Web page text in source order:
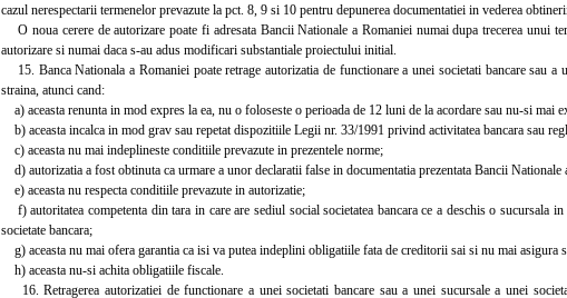
cazul nerespectarii termenelor prevazute la pct. 8, 9 si 10 pentru depunerea documentatiei in vederea
O noua cerere de autorizare poate fi adresata Bancii Nationale a Romaniei numai dupa trecerea unui
autorizare si numai daca s-au adus modificari substantiale proiectului initial.
15. Banca Nationala a Romaniei poate retrage autorizatia de functionare a unei societati bancare sau a
straina, atunci cand:
a) aceasta renunta in mod expres la ea, nu o foloseste o perioada de 12 luni de la acordare sau nu-si mai
b) aceasta incalca in mod grav sau repetat dispozitiile Legii nr. 33/1991 privind activitatea bancara sau
c) aceasta nu mai indeplineste conditiile prevazute in prezentele norme;
d) autorizatia a fost obtinuta ca urmare a unor declaratii false in documentatia prezentata Bancii
e) aceasta nu respecta conditiile prevazute in autorizatie;
f) autoritatea competenta din tara in care are sediul social societatea bancara ce a deschis o sucursala
societate bancara;
g) aceasta nu mai ofera garantia ca isi va putea indeplini obligatiile fata de creditorii sai si nu mai
h) aceasta nu-si achita obligatiile fiscale.
16. Retragerea autorizatiei de functionare a unei societati bancare sau a unei sucursale a unei